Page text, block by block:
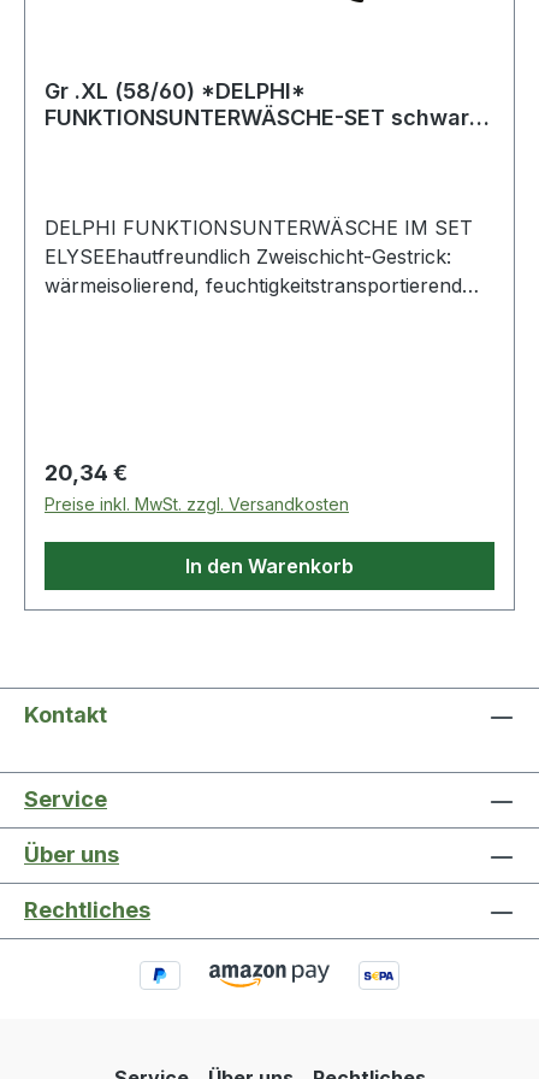
Gr .XL (58/60) *DELPHI*
FUNKTIONSUNTERWÄSCHE-SET schwarz
DELPHI FUNKTIONSUNTERWÄSCHE IM SET
ELYSEEhautfreundlich Zweischicht-Gestrick:
wärmeisolierend, feuchtigkeitstransportierend
Baumwolle/45% NylonGewicht ca. 170
g/m²Farbe schwarz Weitere Produkte im Bereich
Thermofunktionsunterwäscheset
Regulärer Preis:
20,34 €
Preise inkl. MwSt. zzgl. Versandkosten
In den Warenkorb
Kontakt
Service
Über uns
Rechtliches